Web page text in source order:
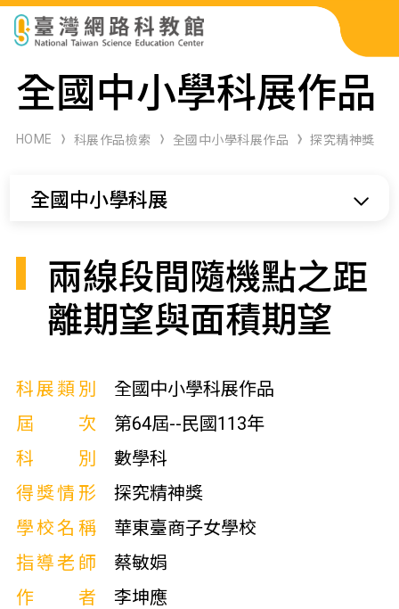
科展作品檢索
科學研習月刊
全國中小學科展作品
HOME 科展作品檢索 全國中小學科展作品 探究精神獎
全國中小學科展
兩線段間隨機點之距
離期望與面積期望
科展類別
全國中小學科展作品
屆次
第64屆--民國113年
科別
數學科
得獎情形
探究精神獎
學校名稱
華東臺商子女學校
指導老師
蔡敏娟
作者
李坤應